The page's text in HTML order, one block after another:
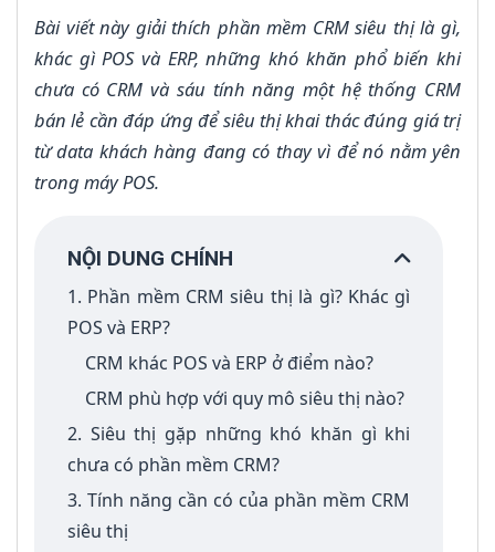
Bài viết này giải thích phần mềm CRM siêu thị là gì,
khác gì POS và ERP, những khó khăn phổ biến khi
chưa có CRM và sáu tính năng một hệ thống CRM
bán lẻ cần đáp ứng để siêu thị khai thác đúng giá trị
từ data khách hàng đang có thay vì để nó nằm yên
trong máy POS.
NỘI DUNG CHÍNH
1. Phần mềm CRM siêu thị là gì? Khác gì
POS và ERP?
CRM khác POS và ERP ở điểm nào?
CRM phù hợp với quy mô siêu thị nào?
2. Siêu thị gặp những khó khăn gì khi
chưa có phần mềm CRM?
3. Tính năng cần có của phần mềm CRM
siêu thị